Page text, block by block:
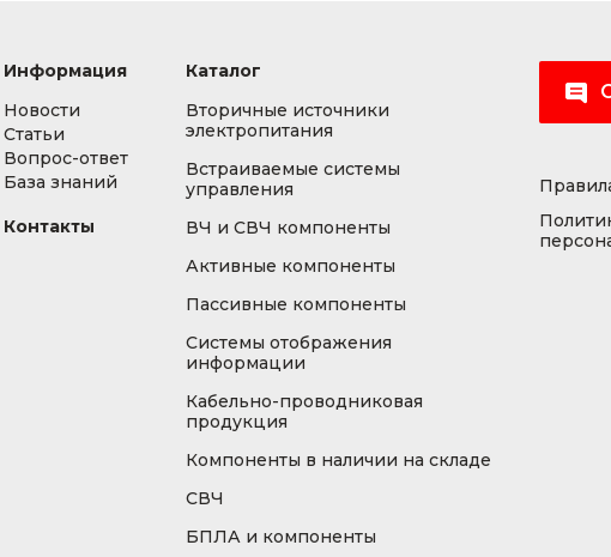
Информация
Новости
Статьи
Вопрос-ответ
База знаний
Контакты
Каталог
Вторичные источники
электропитания
Встраиваемые системы
управления
ВЧ и СВЧ компоненты
Активные компоненты
Пассивные компоненты
Системы отображения
информации
Кабельно-проводниковая
продукция
Компоненты в наличии на складе
СВЧ
БПЛА и компоненты